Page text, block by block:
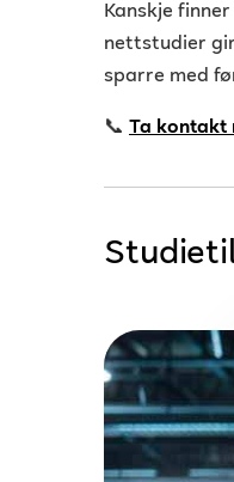
Kanskje
nettstudier
sparre med
📞 Ta kontakt